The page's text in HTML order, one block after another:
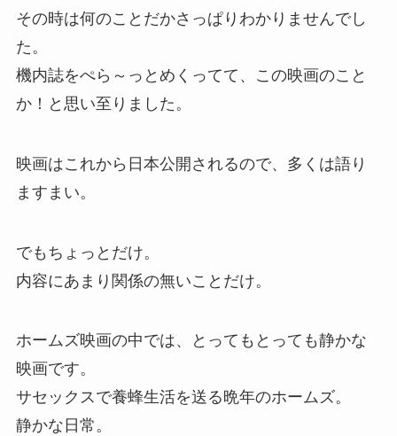
その時は何のことだかさっぱりわかりませんでし
た。
機内誌をぺら～っとめくってて、この映画のこと
か！と思い至りました。
映画はこれから日本公開されるので、多くは語り
ますまい。
でもちょっとだけ。
内容にあまり関係の無いことだけ。
ホームズ映画の中では、とってもとっても静かな
映画です。
サセックスで養蜂生活を送る晩年のホームズ。
静かな日常。